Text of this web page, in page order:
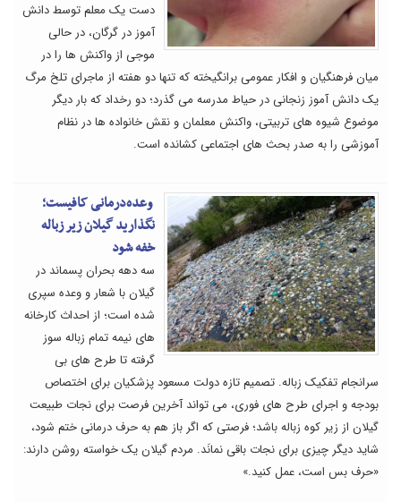
دست یک معلم توسط دانش
آموز در گرگان، در حالی
موجی از واکنش ها را در
میان فرهنگیان و افکار عمومی برانگیخته که تنها دو هفته از ماجرای تلخ مرگ
یک دانش آموز زنجانی در حیاط مدرسه می گذرد؛ دو رخداد که بار دیگر
موضوع شیوه های تربیتی، واکنش معلمان و نقش خانواده ها در نظام
آموزشی را به صدر بحث های اجتماعی کشانده است.
وعده‌درمانی کافیست؛
نگذارید گیلان زیر زباله
خفه شود
سه دهه بحران پسماند در
گیلان با شعار و وعده سپری
شده است؛ از احداث کارخانه
های نیمه تمام زباله سوز
گرفته تا طرح های بی
سرانجام تفکیک زباله. تصمیم تازه دولت مسعود پزشکیان برای اختصاص
بودجه و اجرای طرح های فوری، می تواند آخرین فرصت برای نجات طبیعت
گیلان از زیر کوه زباله باشد؛ فرصتی که اگر باز هم به حرف درمانی ختم شود،
شاید دیگر چیزی برای نجات باقی نمانَد. مردم گیلان یک خواسته روشن دارند:
«حرف بس است، عمل کنید.»